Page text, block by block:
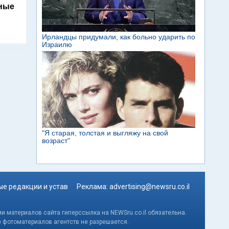
редакции и устав Реклама: advertising@newsru.co.il
сайта гиперссылка на NEWSru.co.il обязательна.
агентств не разрешается.